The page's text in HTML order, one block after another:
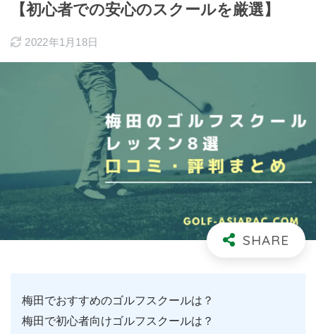
【初心者での安心のスクールを厳選】
2022年1月18日
梅田でおすすめのゴルフスクールは？
梅田で初心者向けゴルフスクールは？